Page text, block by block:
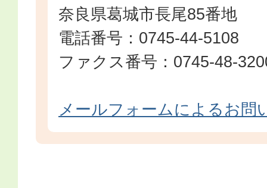
奈良県葛城市長尾85番地
電話番号：0745-44-5108
ファクス番号：0745-48-
メールフォームによるお問